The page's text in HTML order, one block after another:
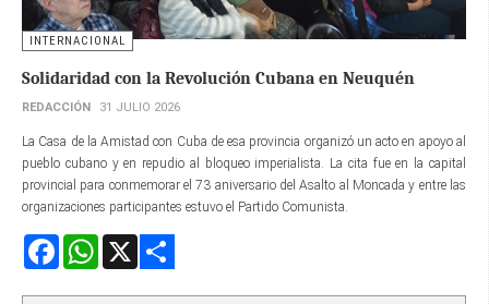
INTERNACIONAL
Solidaridad con la Revolución Cubana en Neuquén
REDACCIÓN 31 JULIO 2026
La Casa de la Amistad con Cuba de esa provincia organizó un acto en apoyo al
pueblo cubano y en repudio al bloqueo imperialista. La cita fue en la capital
provincial para conmemorar el 73 aniversario del Asalto al Moncada y entre las
organizaciones participantes estuvo el Partido Comunista.
FacebookWhatsApp